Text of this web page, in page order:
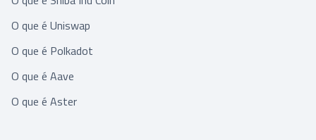
O que é Uniswap
O que é Polkadot
O que é Aave
O que é Aster